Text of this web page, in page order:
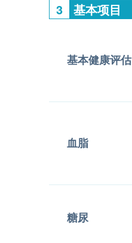
3 基本项目
基本健康评估
血脂
糖尿